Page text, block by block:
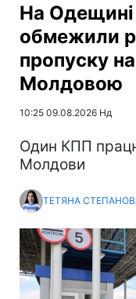
На Одещині
обмежили
пропуску
Молдовою
10:25 09.08.2026 Нд
Один КПП
Молдови
ТЕТЯНА